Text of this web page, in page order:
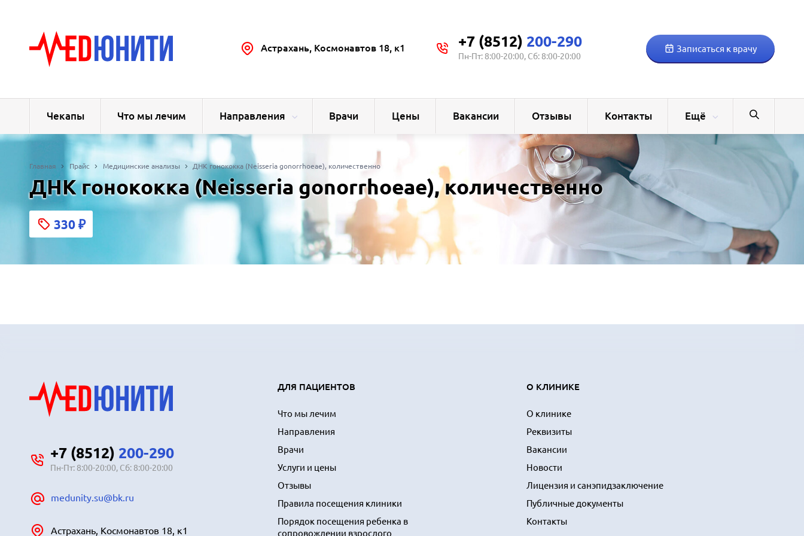
Астрахань, Космонавтов 18, к1 +7 (8512) 200-290
Пн-Пт: 8:00-20:00, Сб: 8:00-20:00
Записаться к врачу
Чекапы Что мы лечим Направления Врачи Цены Вакансии Отзывы Контакты Ещё
Главная Прайс Медицинские анализы ДНК гонококка (Neisseria gonorrhoeae), количественно
ДНК гонококка (Neisseria gonorrhoeae), количественно
330 ₽
+7 (8512) 200-290
Пн-Пт: 8:00-20:00, Сб: 8:00-20:00
medunity.su@bk.ru
Астрахань, Космонавтов 18, к1
ДЛЯ ПАЦИЕНТОВ
Что мы лечим
Направления
Врачи
Услуги и цены
Отзывы
Правила посещения клиники
Порядок посещения ребенка в
сопровождении взрослого
О КЛИНИКЕ
О клинике
Реквизиты
Вакансии
Новости
Лицензия и санэпидзаключение
Публичные документы
Контакты